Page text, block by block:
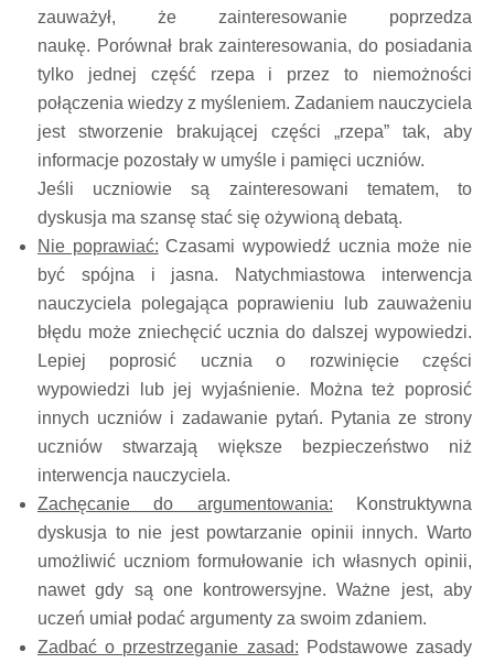
zauważył, że zainteresowanie poprzedza
naukę. Porównał brak zainteresowania, do posiadania
tylko jednej część rzepa i przez to niemożności
połączenia wiedzy z myśleniem. Zadaniem nauczyciela
jest stworzenie brakującej części „rzepa” tak, aby
informacje pozostały w umyśle i pamięci uczniów.
Jeśli uczniowie są zainteresowani tematem, to
dyskusja ma szansę stać się ożywioną debatą.
Nie poprawiać: Czasami wypowiedź ucznia może nie
być spójna i jasna. Natychmiastowa interwencja
nauczyciela polegająca poprawieniu lub zauważeniu
błędu może zniechęcić ucznia do dalszej wypowiedzi.
Lepiej poprosić ucznia o rozwinięcie części
wypowiedzi lub jej wyjaśnienie. Można też poprosić
innych uczniów i zadawanie pytań. Pytania ze strony
uczniów stwarzają większe bezpieczeństwo niż
interwencja nauczyciela.
Zachęcanie do argumentowania: Konstruktywna
dyskusja to nie jest powtarzanie opinii innych. Warto
umożliwić uczniom formułowanie ich własnych opinii,
nawet gdy są one kontrowersyjne. Ważne jest, aby
uczeń umiał podać argumenty za swoim zdaniem.
Zadbać o przestrzeganie zasad: Podstawowe zasady